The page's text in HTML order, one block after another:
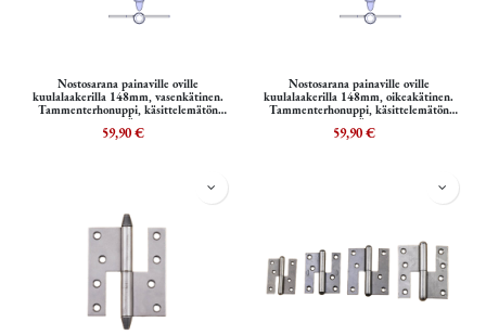
Nostosarana painaville oville
kuulalaakerilla 148mm, vasenkätinen.
Tammenterhonuppi, käsittelemätön
teräs.
59,90€
Nostosarana painaville oville
kuulalaakerilla 148mm, oikeakätinen.
Tammenterhonuppi, käsittelemätön
teräs.
59,90€